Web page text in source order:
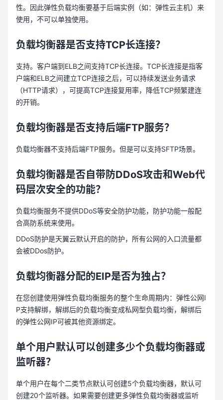
性。因此弹性负载均衡要基于后端实例（如：弹性云主机）来
使用，不可以单独使用。
负载均衡器是否支持TCP长连接？
支持。客户端到ELB之间支持TCP长连接。TCP长连接是指客
户端和ELB之间建立TCP连接之后，可以持续发送业务请求
（HTTP请求），可提高TCP连接复用率，降低TCP频繁建连
的开销。
负载均衡器是否支持后端FTP服务？
负载均衡器不支持后端FTP服务。但是可以支持SFTP场景。
负载均衡器是否自带防DDoS攻击和Web代
码层次安全的功能？
负载均衡服务不提供DDoS等安全防护功能，防护功能一般配
合高防系统来使用。
DDoS防护是天翼云默认开启的防护，所有公网的入口流量都
会被DDos防护。
负载均衡器分配的EIP是否为独占？
在您创建使用弹性负载均衡服务的整个生命周期内：弹性公网I
P支持解绑，解绑后的负载均衡变成私网型负载均衡，解绑后
的弹性公网IP可被其他资源绑定。
单个用户默认可以创建多少个负载均衡器或
监听器？
单个用户在每个二类节点默认可创建5个负载均衡器，默认可
创建20个监听器。如果需要创建更多弹性负载均衡器或监听